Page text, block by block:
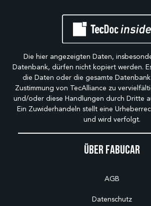
Über Fabucar
AGB
Datenschutz
Die hier angezeigten Daten,
Datenbank, dürfen nicht kopiert werden.
die Daten oder die gesamte
Zustimmung von TecAlliance zu
und/oder diese Handlungen durch Dritte
Ein Zuwiderhandeln stellt eine
und wird verfolgt.